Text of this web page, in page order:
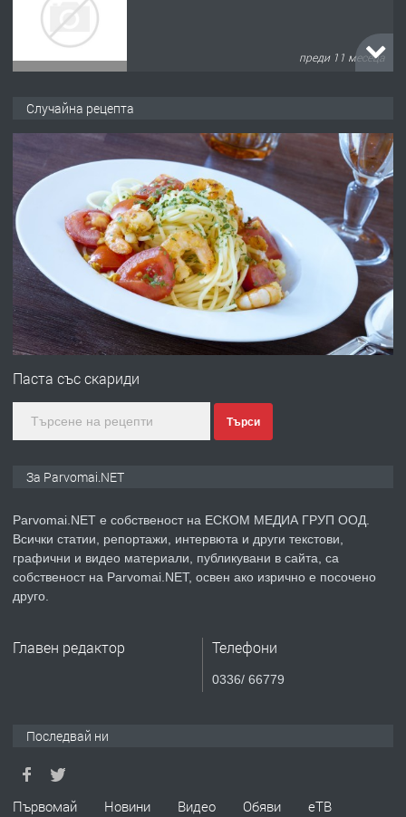
преди 11 месеца
преди 1 година
ПРЕДЛАГА Работа за общи работници
преди 1 година
ПРЕДЛАГА
Първи поход "По стъпките на Ангел
преди 1 година
ПРЕДЛАГА Уроци по Математика
Случайна рецепта
Паста със скариди
Търси
За Parvomai.NET
Parvomai.NET е собственост на ЕСКОМ МЕДИА ГРУП ООД.
Всички статии, репортажи, интервюта и други текстови,
графични и видео материали, публикувани в сайта, са
собственост на Parvomai.NET, освен ако изрично е посочено
друго.
Главен редактор Телефони
0336/ 66779
Последвай ни
Първомай Новини Видео Обяви
еТВ